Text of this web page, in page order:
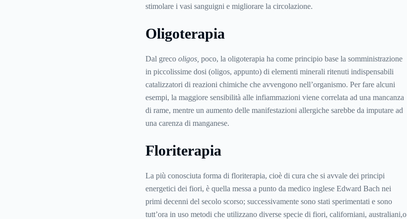
stimolare i vasi sanguigni e migliorare la circolazione.
Oligoterapia
Dal greco oligos, poco, la oligoterapia ha come principio base la somministrazione
in piccolissime dosi (oligos, appunto) di elementi minerali ritenuti indispensabili
catalizzatori di reazioni chimiche che avvengono nell’organismo. Per fare alcuni
esempi, la maggiore sensibilità alle infiammazioni viene correlata ad una mancanza
di rame, mentre un aumento delle manifestazioni allergiche sarebbe da imputare ad
una carenza di manganese.
Floriterapia
La più conosciuta forma di floriterapia, cioè di cura che si avvale dei principi
energetici dei fiori, è quella messa a punto da medico inglese Edward Bach nei
primi decenni del secolo scorso; successivamente sono stati sperimentati e sono
tutt’ora in uso metodi che utilizzano diverse specie di fiori, californiani, australiani,o